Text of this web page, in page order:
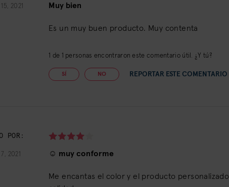
2021
Muy bien
Es un muy buen producto. Muy contenta
1 de 1 personas encontraron este comentario útil. ¿Y tú?
SÍ NO REPORTAR ESTE COMENTARIO
POR:
2021
☺ muy conforme
Me encantas el color y el producto